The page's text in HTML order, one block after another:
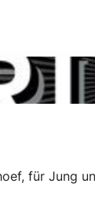
für Jung